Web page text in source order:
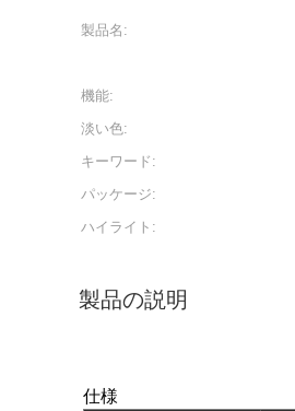
製品名:
機能:
淡い色:
キーワード:
パッケージ:
ハイライト:
製品の説明
仕様